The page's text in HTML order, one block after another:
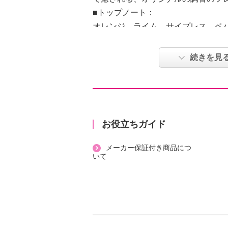
■トップノート：
オレンジ、ライム、サイプレス、ペ
ラバンジン、マジョラム、パルマロ
＜配合／無配合表示＞
続きを見
お役立ちガイド
メーカー保証付き商品につ
いて